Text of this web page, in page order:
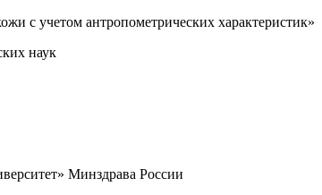
с учетом антропометрических характеристик»
наук
Минздрава России